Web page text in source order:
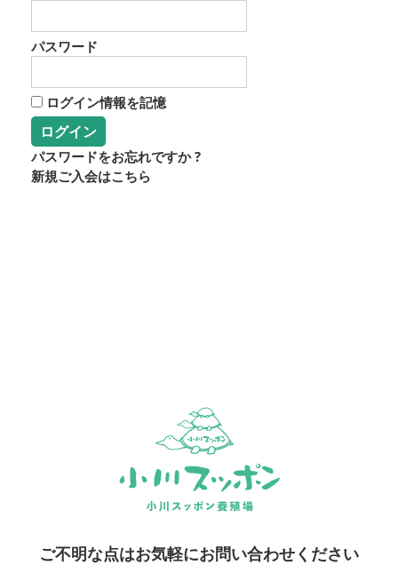
パスワード
ログイン情報を記憶
パスワードをお忘れですか ?
新規ご入会はこちら
ご不明な点はお気軽にお問い合わせください